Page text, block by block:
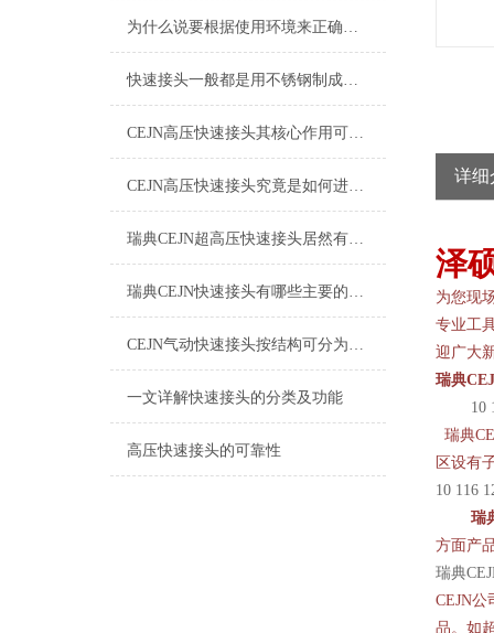
为什么说要根据使用环境来正确的选择快速接头呢？
快速接头一般都是用不锈钢制成，那么该如何清洗维护呢？
CEJN高压快速接头其核心作用可归纳为以下方面
CEJN高压快速接头究竟是如何进行安装的呢？
瑞典CEJN超高压快速接头居然有如此广泛的应用领域
瑞典CEJN快速接头有哪些主要的优势呢？
CEJN气动快速接头按结构可分为哪几种类型呢？
一文详解快速接头的分类及功能
高压快速接头的可靠性
详细
泽
为您现
专业工
迎广大
瑞典
10
瑞典
区设有
10 116
瑞
方面产
瑞典
CEJN公
品。如